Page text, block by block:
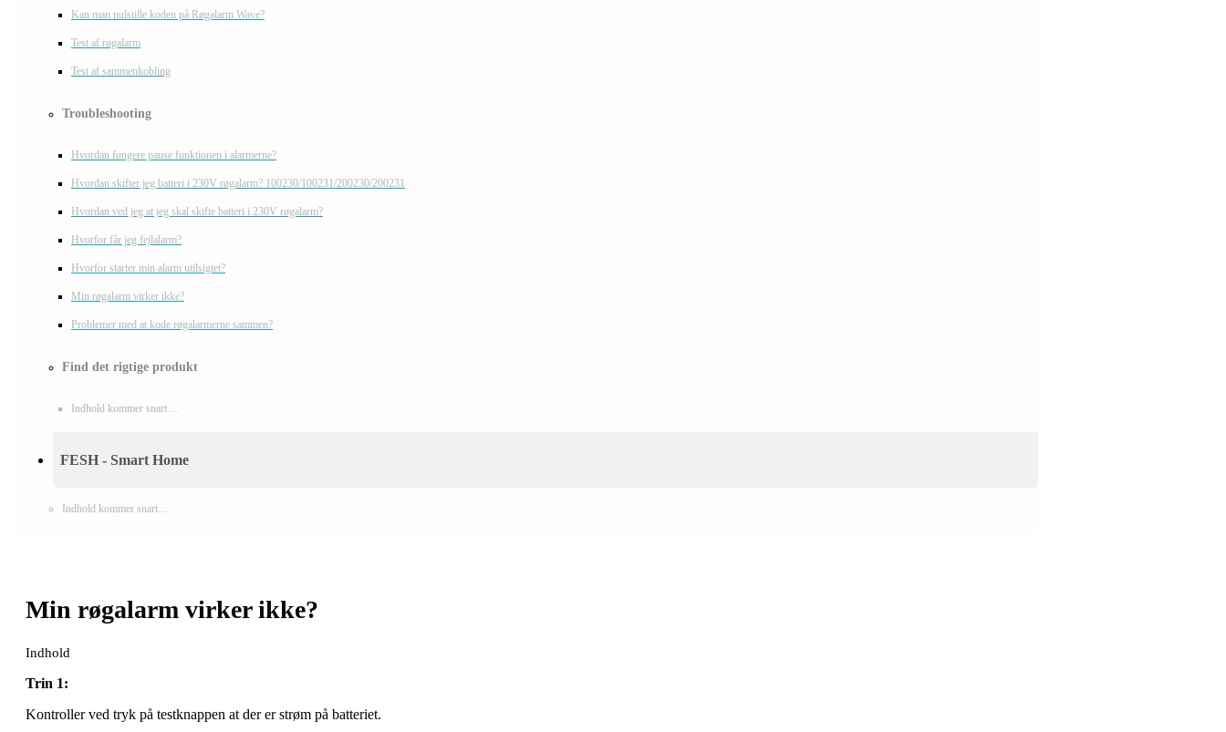
Kan man nulstille koden på Røgalarm Wave?
Test af røgalarm
Test af sammenkobling
Troubleshooting
Hvordan fungere pause funktionen i alarmerne?
Hvordan skifter jeg batteri i 230V røgalarm? 100230/100231/200230/200231
Hvordan ved jeg at jeg skal skifte batteri i 230V røgalarm?
Hvorfor får jeg fejlalarm?
Hvorfor starter min alarm utilsigtet?
Min røgalarm virker ikke?
Problemer med at kode røgalarmerne sammen?
Find det rigtige produkt
Indhold kommer snart…
FESH - Smart Home
Indhold kommer snart…
Min røgalarm virker ikke?
Indhold
Trin 1:
Kontroller ved tryk på testknappen at der er strøm på batteriet.